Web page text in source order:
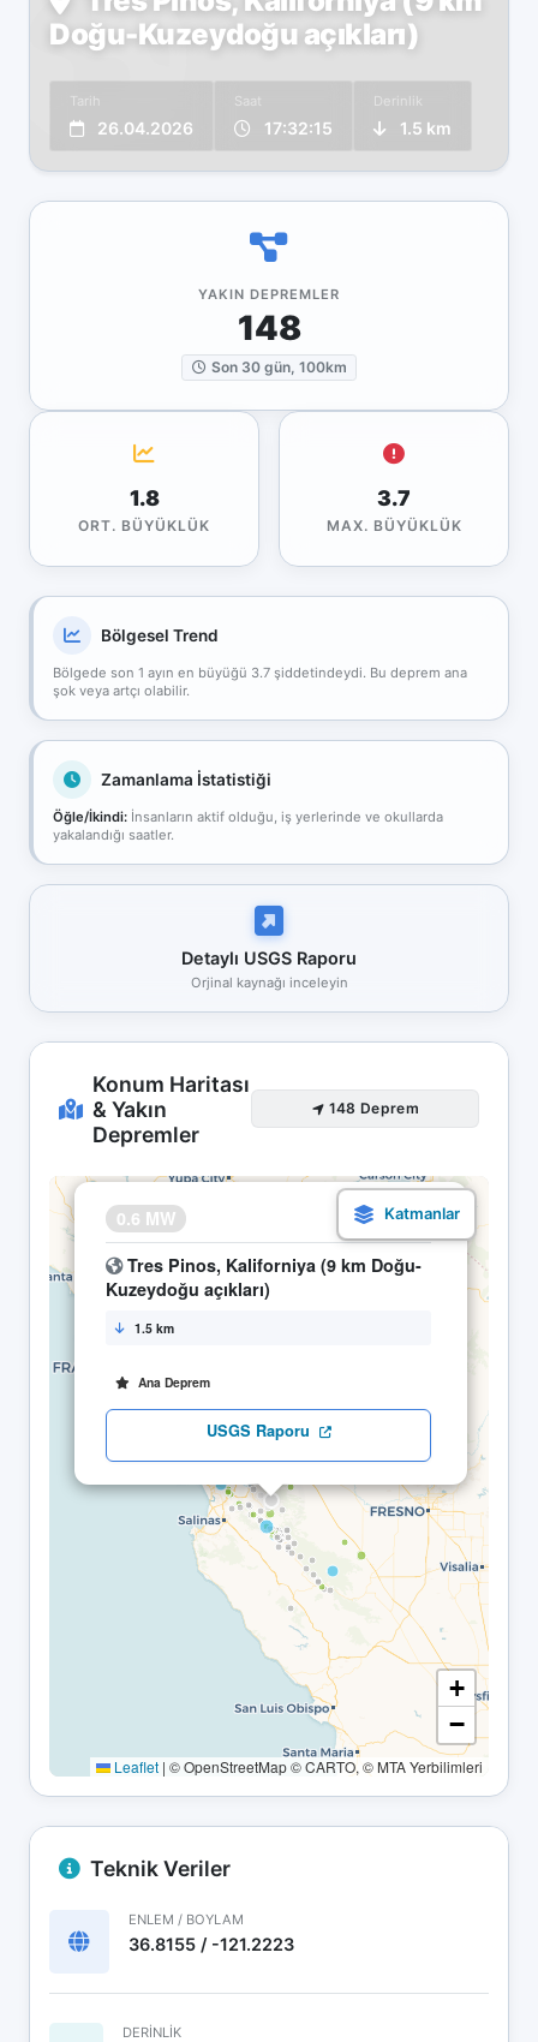
Doğu-Kuzeydoğu açıkları)
Tarih
26.04.2026
Saat
17:32:15
Derinlik
1.5 km
YAKIN DEPREMLER
148
Son 30 gün, 100km
1.8
ORT. BÜYÜKLÜK
3.7
MAX. BÜYÜKLÜK
Bölgesel Trend
Bölgede son 1 ayın en büyüğü 3.7 şiddetindeydi. Bu deprem ana
şok veya artçı olabilir.
Zamanlama İstatistiği
Öğle/İkindi: İnsanların aktif olduğu, iş yerlerinde ve okullarda
yakalandığı saatler.
Detaylı USGS Raporu
Orjinal kaynağı inceleyin
Konum Haritası
& Yakın
Depremler
148 Deprem
0.6 MW 26.04 17:32
Tres Pinos, Kaliforniya (9 km Doğu-
Kuzeydoğu açıkları)
1.5 km
Ana Deprem
USGS Raporu
×
+
−
Leaflet | © OpenStreetMap © CARTO, © MTA Yerbilimleri
Teknik Veriler
ENLEM / BOYLAM
36.8155 / -121.2223
DERINLIK